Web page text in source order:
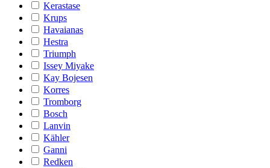
Kerastase
Krups
Havaianas
Hestra
Triumph
Issey Miyake
Kay Bojesen
Korres
Tromborg
Bosch
Lanvin
Kähler
Ganni
Redken